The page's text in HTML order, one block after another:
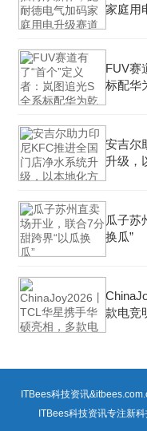
家庭用
FUV赛
标配华
安吉尔
升级，
瓜子苏
换瓜”
款电竞
ITBees科技资讯
ITBees科技资讯专注新